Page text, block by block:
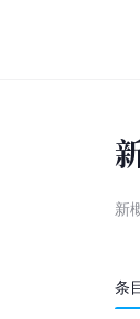
新
条